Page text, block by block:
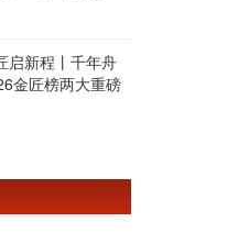
启新程丨千年舟
金匠榜两大重磅